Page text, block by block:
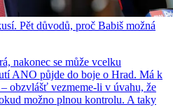
Pět důvodů, proč Babiš možná
nakonec se může vcelku
ANO půjde do boje o Hrad. Má k
obzvlášť vezmeme-li v úvahu, že
možno plnou kontrolu. A taky